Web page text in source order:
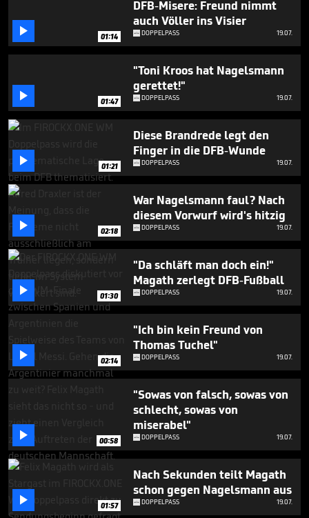
minute,
seconds
 01:14
DFB-Misere: Freund nimmt
auch Völler ins Visier
DOPPELPASS 19.07.
 01:47
"Toni Kroos hat Nagelsmann
gerettet!"
DOPPELPASS 19.07.
 01:21
Diese Brandrede legt den
Finger in die DFB-Wunde
DOPPELPASS 19.07.
 02:18
War Nagelsmann faul? Nach
diesem Vorwurf wird's hitzig
DOPPELPASS 19.07.
 01:30
"Da schläft man doch ein!"
Magath zerlegt DFB-Fußball
DOPPELPASS 19.07.
 02:14
"Ich bin kein Freund von
Thomas Tuchel"
DOPPELPASS 19.07.
 00:58
"Sowas von falsch, sowas von
schlecht, sowas von
miserabel"
DOPPELPASS 19.07.
 01:57
Nach Sekunden teilt Magath
schon gegen Nagelsmann aus
DOPPELPASS 19.07.